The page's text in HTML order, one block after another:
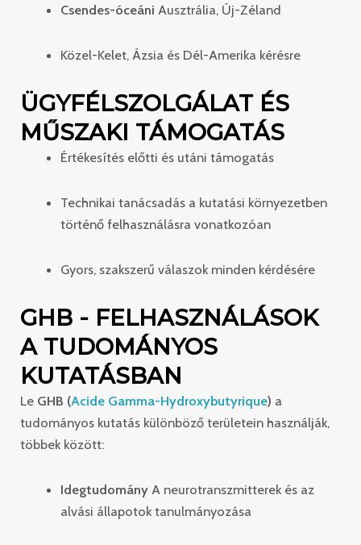
Csendes-óceáni Ausztrália, Új-Zéland
Közel-Kelet, Ázsia és Dél-Amerika kérésre
ÜGYFÉLSZOLGÁLAT ÉS
MŰSZAKI TÁMOGATÁS
Értékesítés előtti és utáni támogatás
Technikai tanácsadás a kutatási környezetben
történő felhasználásra vonatkozóan
Gyors, szakszerű válaszok minden kérdésére
GHB - FELHASZNÁLÁSOK
A TUDOMÁNYOS
KUTATÁSBAN
Le GHB (Acide Gamma-Hydroxybutyrique) a
tudományos kutatás különböző területein használják,
többek között:
IdegtudományA neurotranszmitterek és az
alvási állapotok tanulmányozása